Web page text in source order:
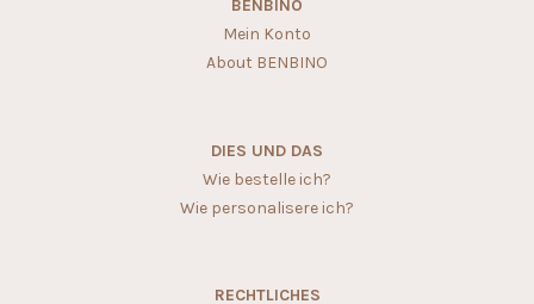
BENBINO
Mein Konto
About BENBINO
DIES UND DAS
Wie bestelle ich?
Wie personalisere ich?
RECHTLICHES